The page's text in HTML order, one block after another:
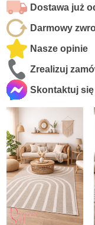
Dostawa już
Darmowy
Nasze opinie
Zrealizuj
Skontaktuj